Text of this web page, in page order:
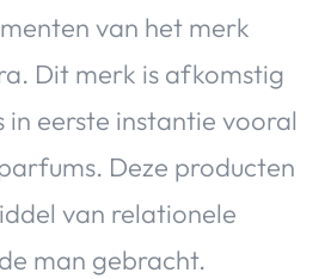
van het merk
Dit merk is afkomstig
in eerste instantie vooral
Deze producten
van relationele
man gebracht.